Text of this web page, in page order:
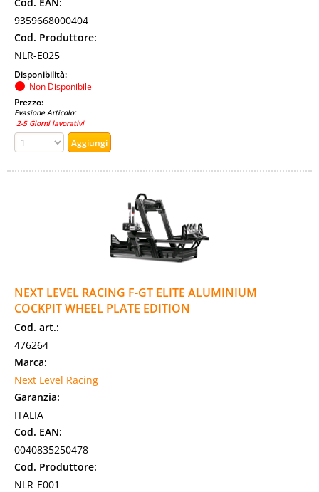
9359668000404
Cod. Produttore:
NLR-E025
Disponibilità:
Non Disponibile
Prezzo:
Evasione Articolo:
2-5 Giorni lavorativi
NEXT LEVEL RACING F-GT ELITE ALUMINIUM
COCKPIT WHEEL PLATE EDITION
Cod. art.:
476264
Marca:
Next Level Racing
Garanzia:
ITALIA
Cod. EAN:
0040835250478
Cod. Produttore:
NLR-E001